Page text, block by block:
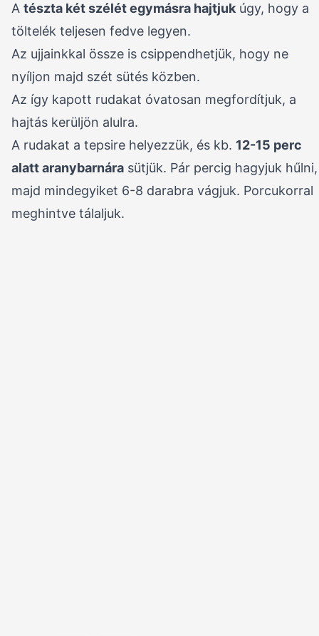
A tészta két szélét egymásra hajtjuk úgy, hogy a
töltelék teljesen fedve legyen.
Az ujjainkkal össze is csippendhetjük, hogy ne
nyíljon majd szét sütés közben.
Az így kapott rudakat óvatosan megfordítjuk, a
hajtás kerüljön alulra.
A rudakat a tepsire helyezzük, és kb. 12-15 perc
alatt aranybarnára sütjük. Pár percig hagyjuk hűlni,
majd mindegyiket 6-8 darabra vágjuk. Porcukorral
meghintve tálaljuk.